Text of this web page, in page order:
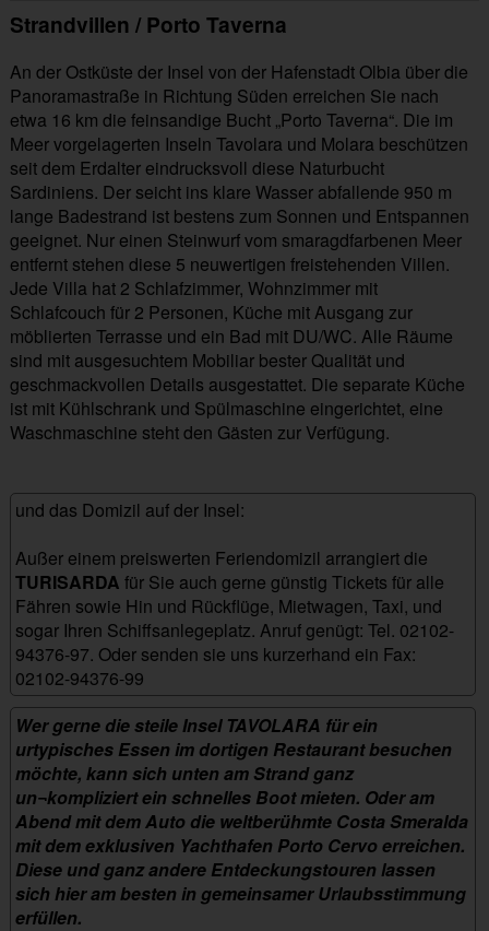
Strandvillen / Porto Taverna
An der Ostküste der Insel von der Hafenstadt Olbia über die
Panoramastraße in Richtung Süden erreichen Sie nach
etwa 16 km die feinsandige Bucht „Porto Taverna“. Die im
Meer vorgelagerten Inseln Tavolara und Molara beschützen
seit dem Erdalter eindrucksvoll diese Naturbucht
Sardiniens. Der seicht ins klare Wasser abfallende 950 m
lange Badestrand ist bestens zum Sonnen und Entspannen
geeignet. Nur einen Steinwurf vom smaragdfarbenen Meer
entfernt stehen diese 5 neuwertigen freistehenden Villen.
Jede Villa hat 2 Schlafzimmer, Wohnzimmer mit
Schlafcouch für 2 Personen, Küche mit Ausgang zur
möblierten Terrasse und ein Bad mit DU/WC. Alle Räume
sind mit ausgesuchtem Mobiliar bester Qualität und
geschmackvollen Details ausgestattet. Die separate Küche
ist mit Kühlschrank und Spülmaschine eingerichtet, eine
Waschmaschine steht den Gästen zur Verfügung.
und das Domizil auf der Insel:
Außer einem preiswerten Feriendomizil arrangiert die
TURISARDA für Sie auch gerne günstig Tickets für alle
Fähren sowie Hin und Rückflüge, Mietwagen, Taxi, und
sogar Ihren Schiffsanlegeplatz. Anruf genügt: Tel. 02102-
94376-97. Oder senden sie uns kurzerhand ein Fax:
02102-94376-99
Wer gerne die steile Insel TAVOLARA für ein
urtypisches Essen im dortigen Restaurant besuchen
möchte, kann sich unten am Strand ganz
un¬kompliziert ein schnelles Boot mieten. Oder am
Abend mit dem Auto die weltberühmte Costa Smeralda
mit dem exklusiven Yachthafen Porto Cervo erreichen.
Diese und ganz andere Entdeckungstouren lassen
sich hier am besten in gemeinsamer Urlaubsstimmung
erfüllen.